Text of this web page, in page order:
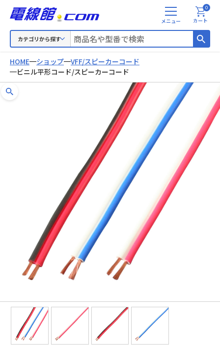
カテゴリから探す
メ
ニ
カート
0
HOME ショップ
VFF/スピーカーコード
ビニル平形コード/スピーカーコード